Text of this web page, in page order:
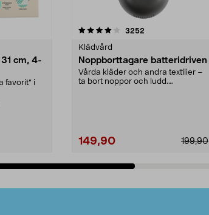
cm, 4-
favorit” i
3252
Klädvård
Noppborttagare batteridriven
Vårda kläder och andra textilier –
ta bort noppor och ludd.
199,90
149,90
4.5av 5 stjärnor